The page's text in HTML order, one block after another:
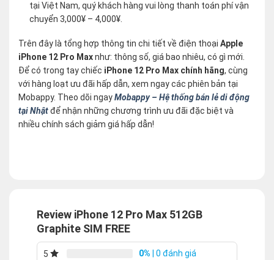
tại Việt Nam, quý khách hàng vui lòng thanh toán phí vận
chuyển 3,000¥ – 4,000¥.
Trên đây là tổng hợp thông tin chi tiết về điện thoại Apple
iPhone 12 Pro Maxnhư: thông số, giá bao nhiêu, có gì mới.
Để có trong tay chiếc iPhone 12 Pro Max chính hãng, cùng
với hàng loạt ưu đãi hấp dẫn, xem ngay các phiên bản tại
Mobappy. Theo dõi ngayMobappy – Hệ thống bán lẻ di động
tại Nhậtđể nhận những chương trình ưu đãi đặc biệt và
nhiều chính sách giảm giá hấp dẫn!
Review iPhone 12 Pro Max 512GB
Graphite SIM FREE
5 0% | 0 đánh giá